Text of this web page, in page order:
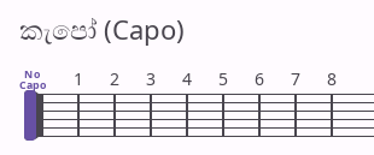
කැපෝ (Capo)
No
Capo 1 2 3 4 5 6 7 8